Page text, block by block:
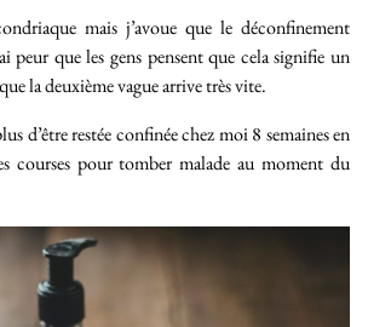
mais j’avoue que le déconfinement
peur que les gens pensent que cela signifie un
la deuxième vague arrive très vite.
d’être restée confinée chez moi 8 semaines en
courses pour tomber malade au moment du